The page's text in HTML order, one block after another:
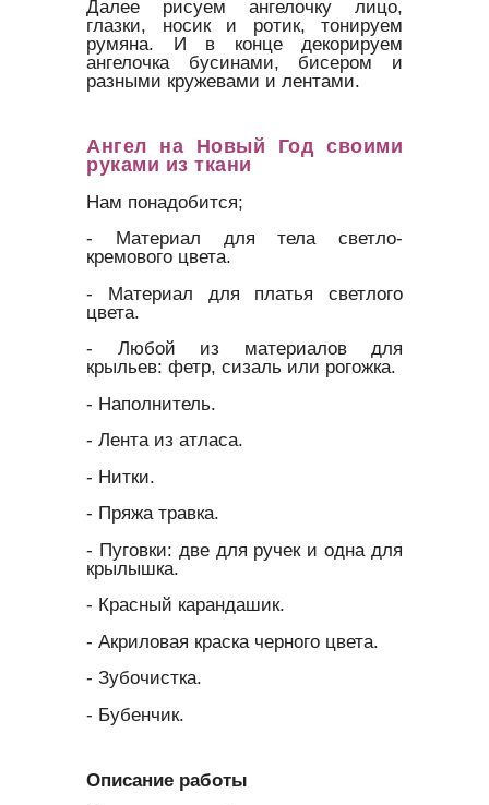
Далее рисуем ангелочку лицо,
глазки, носик и ротик, тонируем
румяна. И в конце декорируем
ангелочка бусинами, бисером и
разными кружевами и лентами.
Ангел на Новый Год своими
руками из ткани
Нам понадобится;
- Материал для тела светло-
кремового цвета.
- Материал для платья светлого
цвета.
- Любой из материалов для
крыльев: фетр, сизаль или рогожка.
- Наполнитель.
- Лента из атласа.
- Нитки.
- Пряжа травка.
- Пуговки: две для ручек и одна для
крылышка.
- Красный карандашик.
- Акриловая краска черного цвета.
- Зубочистка.
- Бубенчик.
Описание работы